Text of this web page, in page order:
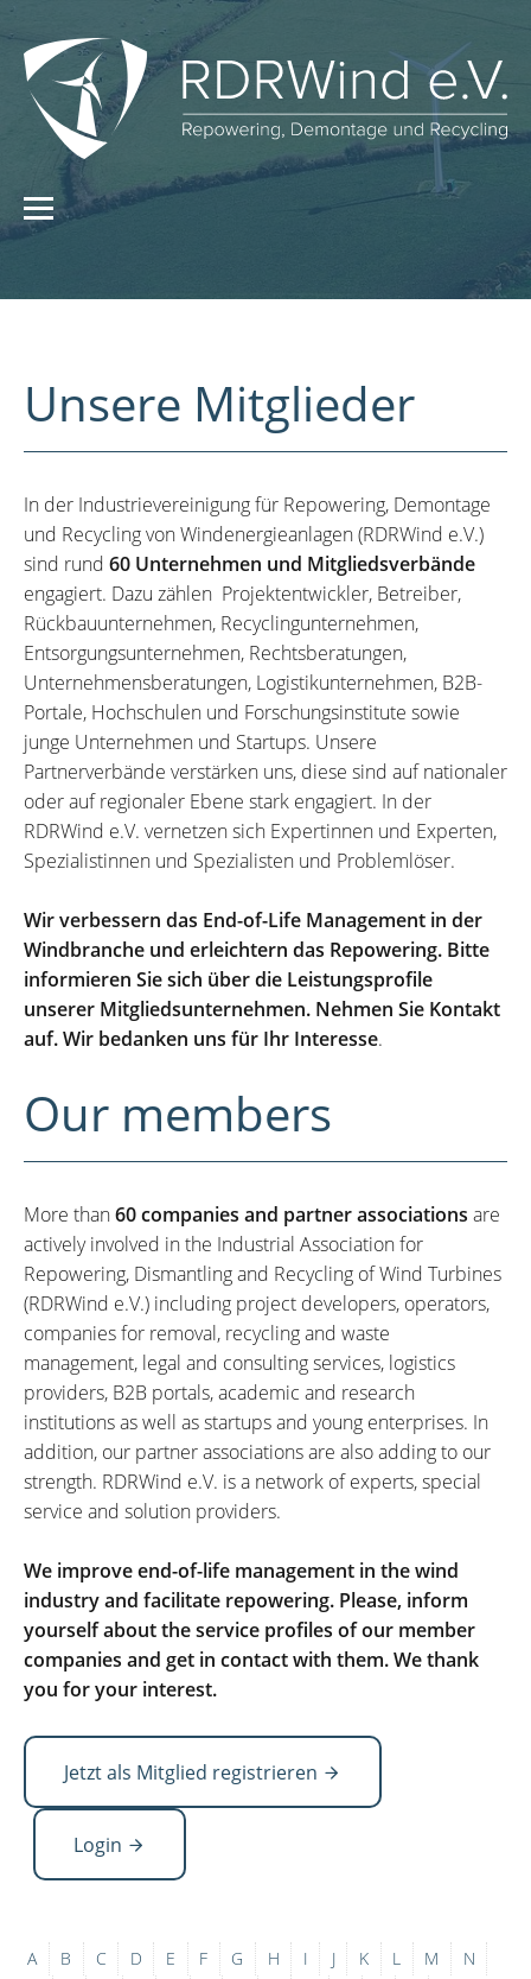
Unsere Mitglieder
In der Industrievereinigung für Repowering, Demontage
und Recycling von Windenergieanlagen (RDRWind e.V.)
sind rund 60 Unternehmen und Mitgliedsverbände
engagiert. Dazu zählen Projektentwickler, Betreiber,
Rückbauunternehmen, Recyclingunternehmen,
Entsorgungsunternehmen, Rechtsberatungen,
Unternehmensberatungen, Logistikunternehmen, B2B-
Portale, Hochschulen und Forschungsinstitute sowie
junge Unternehmen und Startups. Unsere
Partnerverbände verstärken uns, diese sind auf nationaler
oder auf regionaler Ebene stark engagiert. In der
RDRWind e.V. vernetzen sich Expertinnen und Experten,
Spezialistinnen und Spezialisten und Problemlöser.
Wir verbessern das End-of-Life Management in der
Windbranche und erleichtern das Repowering. Bitte
informieren Sie sich über die Leistungsprofile
unserer Mitgliedsunternehmen. Nehmen Sie Kontakt
auf. Wir bedanken uns für Ihr Interesse.
Our members
More than60 companies and partner associations are
actively involved in the Industrial Association for
Repowering, Dismantling and Recycling of Wind Turbines
(RDRWind e.V.) including project developers, operators,
companies for removal, recycling and waste
management, legal and consulting services, logistics
providers, B2B portals, academic and research
institutions as well as startups and young enterprises. In
addition, our partner associations are also adding to our
strength. RDRWind e.V. is a network of experts, special
service and solution providers.
We improve end-of-life management in the wind
industry and facilitate repowering. Please, inform
yourself about the service profiles of our member
companies and get in contact with them. We thank
you for your interest.
Jetzt als Mitglied registrieren
Login
A B C D E F G H I J K L M
N